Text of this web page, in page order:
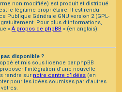
non modifiée) est produit et distribué
est le légitime propriétaire. Il est rendu
Publique Générale GNU version 2 (GPL-
Pour plus d’informations,
« À propos de phpBB » (en anglais).
disponible ?
et mis sous licence par phpBB
l’intégration d’une nouvelle
rendre sur notre centre d’idées (en
pour les idées soumises par d’autres